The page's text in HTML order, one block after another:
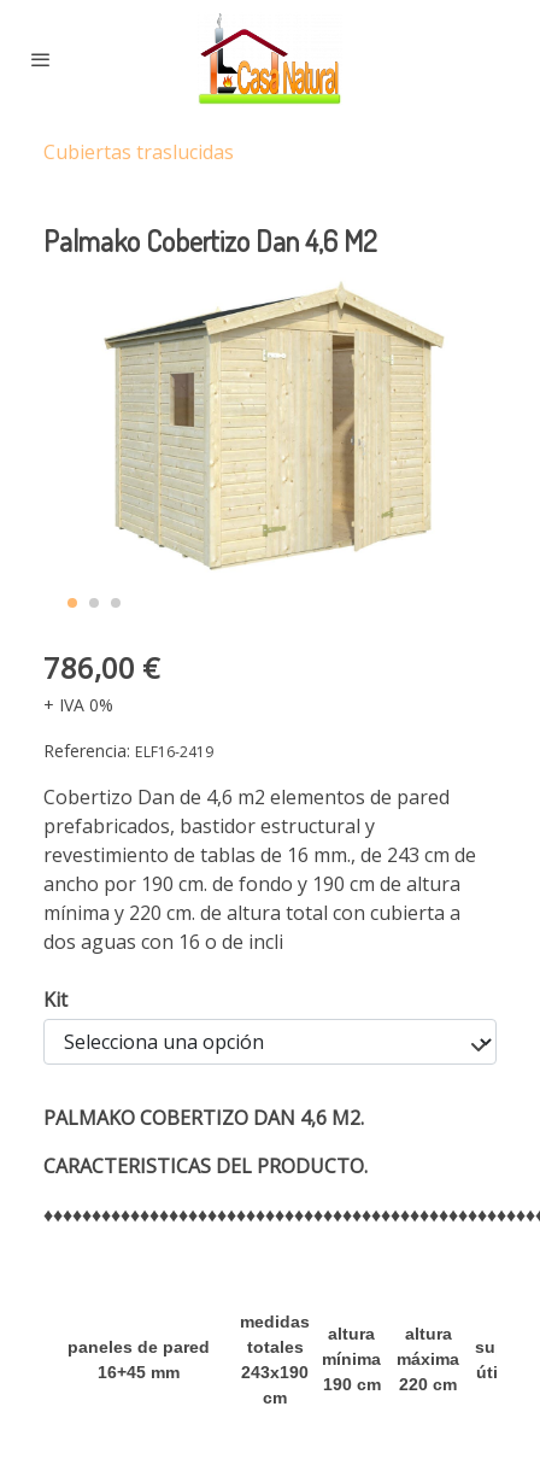
Cubiertas traslucidas
Palmako Cobertizo Dan 4,6 M2
786,00 €
+ IVA 0%
Referencia: ELF16-2419
Cobertizo Dan de 4,6 m2 elementos de pared
prefabricados, bastidor estructural y
revestimiento de tablas de 16 mm., de 243 cm de
ancho por 190 cm. de fondo y 190 cm de altura
mínima y 220 cm. de altura total con cubierta a
dos aguas con 16 o de incli
Kit
PALMAKO COBERTIZO DAN 4,6 M2.
CARACTERISTICAS DEL PRODUCTO.
♦♦♦♦♦♦♦♦♦♦♦♦♦♦♦♦♦♦♦♦♦♦♦♦♦♦♦♦♦♦♦♦
paneles de pared
16+45 mm
medidas
totales
243x190
cm
altura
mínima
190 cm
altura
máxima
220 cm
útil 4,6